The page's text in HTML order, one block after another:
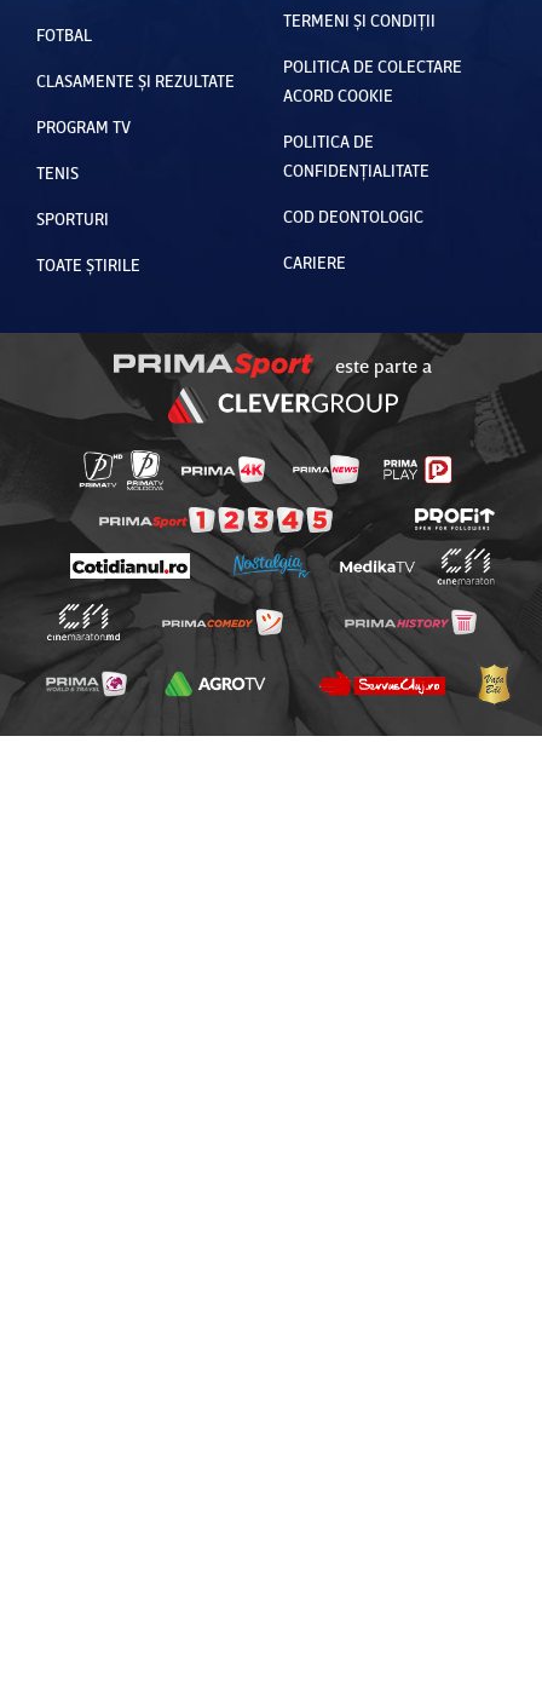
FOTBAL
CLASAMENTE ȘI REZULTATE
PROGRAM TV
TENIS
SPORTURI
TOATE ȘTIRILE
TERMENI ȘI CONDIȚII
POLITICA DE COLECTARE
ACORD COOKIE
POLITICA DE
CONFIDENȚIALITATE
COD DEONTOLOGIC
CARIERE
este parte a